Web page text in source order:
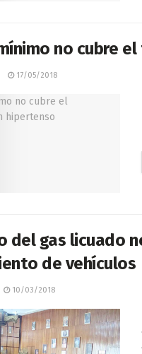
no cubre
17/05/2018
del gas licuado
de vehículos
10/03/2018